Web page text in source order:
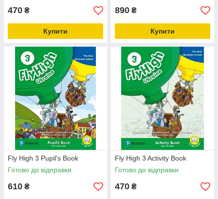
470 ₴
Купити
890 ₴
Купити
Fly High 3 Pupil's Book
Готово до відправки
610 ₴
Fly High 3 Activity Book
Готово до відправки
470 ₴